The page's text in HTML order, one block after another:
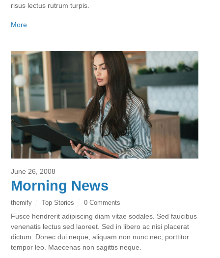
risus lectus rutrum turpis.
More
June 26, 2008
Morning News
themify Top Stories 0 Comments
Fusce hendrerit adipiscing diam vitae sodales. Sed faucibus
venenatis lectus sed laoreet. Sed in libero ac nisi placerat
dictum. Donec dui neque, aliquam non nunc nec, porttitor
tempor leo. Maecenas non sagittis neque.